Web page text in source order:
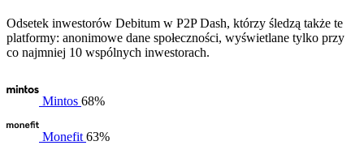
Odsetek inwestorów Debitum w P2P Dash, którzy śledzą także te
platformy: anonimowe dane społeczności, wyświetlane tylko przy
co najmniej 10 wspólnych inwestorach.
Mintos 68%
Monefit 63%